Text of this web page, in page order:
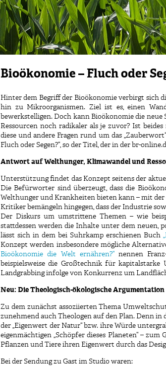
Bioökonomie – Fluch oder
Hinter dem Begriff der Bioökonomie verbirgt sich
hin zu Mikroorganismen. Ziel ist es, einen
bewerkstelligen. Doch kann Bioökonomie die
Ressourcen noch radikaler als je zuvor? Ist
diese und andere Fragen rund um das
Fluch oder Segen?“, so der Titel, der in der br-
Antwort auf Welthunger, Klimawandel und
Unterstützung findet das Konzept seitens der
Die Befürworter sind überzeugt, dass die
Welthunger und Krankheiten bieten kann – mit
Kritiker bemängeln hingegen, dass der Industrie
Der Diskurs um umstrittene Themen – wie
stattdessen werden die Inhalte unter dem neuen,
lässt sich in dem bei Suhrkamp erschienen Buch
Konzept werden insbesondere mögliche
Bioökonomie die Welt ernähren?“nennen
beispielsweise die Großtechnik für kapitalstarke
Landgrabbing infolge von Konkurrenz um
Neu: Die Theologisch-ökologische Argumentation
Zu dem zunächst assoziierten Thema
zunehmend auch Theologen auf den Plan. Denn
der „Eigenwert der Natur“ bzw. ihre Würde
eigenmächtigen „Schöpfer dieses Planeten“ –
Pflanzen und Tiere ihren Eigenwert durch das
Bei der Sendung zu Gast im Studio waren: